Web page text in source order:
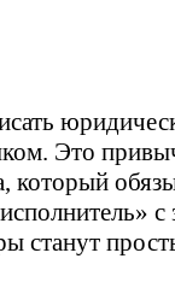
Это
который
станут